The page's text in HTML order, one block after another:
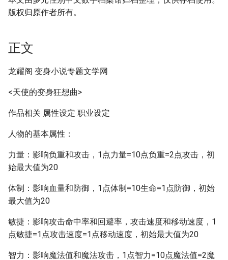
版权归原作者所有。
正文
龙耀阁 变身小说专题文学网
<天使的变身狂想曲>
作品相关 属性设定 职业设定
人物的基本属性：
力量：影响负重和攻击，1点力量=10点负重=2点攻击，初
始最大值为20
体制：影响血量和防御，1点体制=10生命=1点防御，初始
最大值为20
敏捷：影响攻击命中率和回避率，攻击速度和移动速度，1
点敏捷=1点攻击速度=1点移动速度，初始最大值为20
智力：影响魔法值和魔法攻击，1点智力=10点魔法值=2魔